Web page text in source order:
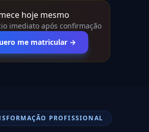
hoje mesmo
imediato após confirmação
me matricular →
PROFISSIONAL